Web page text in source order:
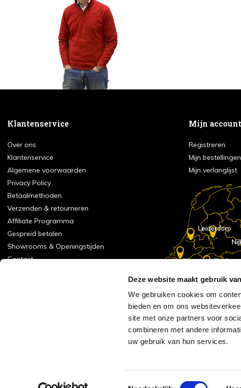
Deze website maakt gebruik
We gebruiken cookies om
bieden en om ons
site met onze partners voor
combineren met andere
uw gebruik van hun services.
Toestemmingsselectie
Klantenservice
Over ons
Klantenservice
Algemene voorwaarden
Privacy Policy
Betaalmethoden
Verzenden & retourneren
Affiliate Programma
Gespreid betalen
Showrooms & Openingstijden
Contact
Mijn account
Registreren
Mijn bestellingen
Mijn verlanglijst
Leiderdorp